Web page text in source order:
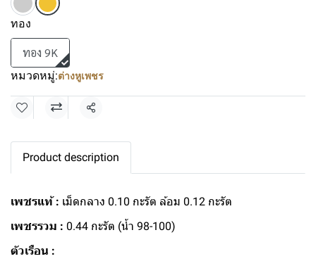
ทอง
ทอง 9K
หมวดหมู่:ต่างหูเพชร
แชร์
Product description
เพชรแท้ : เม็ดกลาง 0.10 กะรัต ล้อม 0.12 กะรัต
เพชรรวม : 0.44 กะรัต (น้ำ 98-100)
ตัวเรือน :